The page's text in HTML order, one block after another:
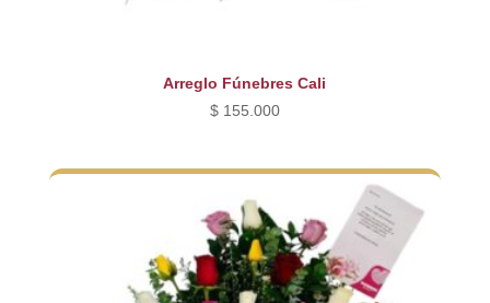
Arreglo Fúnebres Cali
$155.000